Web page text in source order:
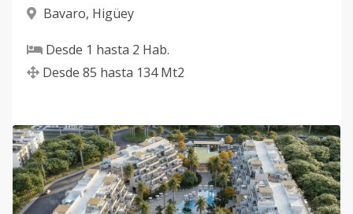
Bavaro, Higüey
Desde 1 hasta 2 Hab.
Desde 85 hasta 134 Mt2